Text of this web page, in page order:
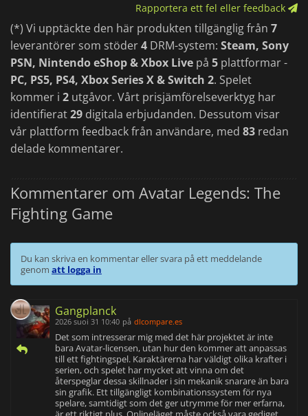
Rapportera ett fel eller feedback
(*) Vi upptäckte den här produkten tillgänglig från 7
leverantörer som stöder4 DRM-system: Steam, Sony
PSN, Nintendo eShop & Xbox Live på 5 plattformar -
PC, PS5, PS4, Xbox Series X & Switch 2. Spelet
kommer i 2 utgåvor. Vårt prisjämförelseverktyg har
identifierat29 digitala erbjudanden. Dessutom visar
vår plattform feedback från användare, med 83 redan
delade kommentarer.
Kommentarer om Avatar Legends: The
Fighting Game
Du kan skriva en kommentar eller svara på ett meddelande
genom att logga in
Gangplanck
2026 suoi 31 10:40 på dlcompare.es
Det som intresserar mig med det här projektet är inte
bara Avatar-licensen, utan hur den kommer att anpassas
till ett fightingspel. Karaktärerna har väldigt olika krafter i
serien, och spelet har mycket att vinna om det
återspeglar dessa skillnader i sin mekanik snarare än bara
sin grafik. Ett tillgängligt kombinationssystem för nya
spelare, samtidigt som det ger utrymme för mer erfarna,